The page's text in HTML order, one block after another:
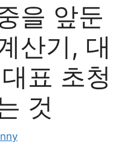
을 앞둔
산기, 대
표 초청
것